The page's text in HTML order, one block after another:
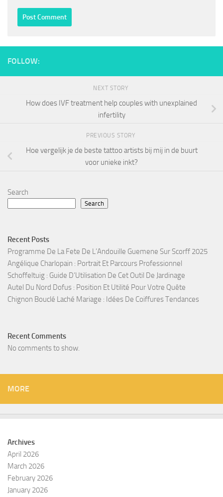
FOLLOW:
NEXT STORY
How does IVF treatment help couples with unexplained
infertility
PREVIOUS STORY
Hoe vergelijk je de beste tattoo artists bij mij in de buurt
voor unieke inkt?
Search
Search
Recent Posts
Programme De La Fete De L’Andouille Guemene Sur Scorff 2025
Angélique Charlopain : Portrait Et Parcours Professionnel
Schoffeltuig : Guide D’Utilisation De Cet Outil De Jardinage
Autel Du Nord Dofus : Position Et Utilité Pour Votre Quête
Chignon Bouclé Laché Mariage : Idées De Coiffures Tendances
Recent Comments
No comments to show.
MORE
Archives
April 2026
March 2026
February 2026
January 2026